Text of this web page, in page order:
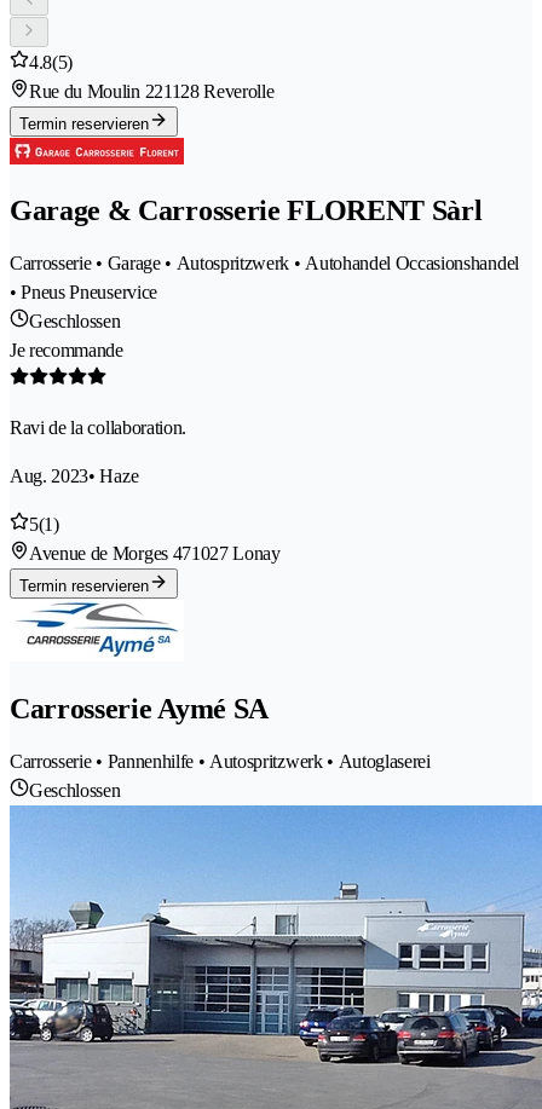
4.8(5)
Rue du Moulin 221128 Reverolle
Termin reservieren
Garage & Carrosserie FLORENT Sàrl
Carrosserie • Garage • Autospritzwerk • Autohandel Occasionshandel
• Pneus Pneuservice
Geschlossen
Je recommande
Ravi de la collaboration.
Aug. 2023• Haze
5(1)
Avenue de Morges 471027 Lonay
Termin reservieren
Carrosserie Aymé SA
Carrosserie • Pannenhilfe • Autospritzwerk • Autoglaserei
Geschlossen